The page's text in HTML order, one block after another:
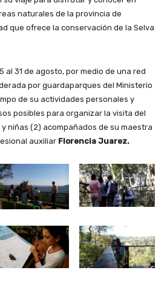
naturales de la provincia de
que ofrece la conservación de la Selva
al 31 de agosto, por medio de una red
por guardaparques del Ministerio
de su actividades personales y
posibles para organizar la visita del
niñas (2) acompañados de su maestra
auxiliar Florencia Juarez.